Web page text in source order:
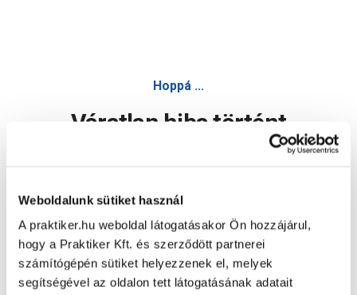
Weboldalunk sütiket használ
A praktiker.hu weboldal látogatásakor Ön hozzájárul,
hogy a Praktiker Kft. és szerződött partnerei
számítógépén sütiket helyezzenek el, melyek
segítségével az oldalon tett látogatásának adatait
Hoppá ...
Váratlan hiba történt
Oldal újratöltése